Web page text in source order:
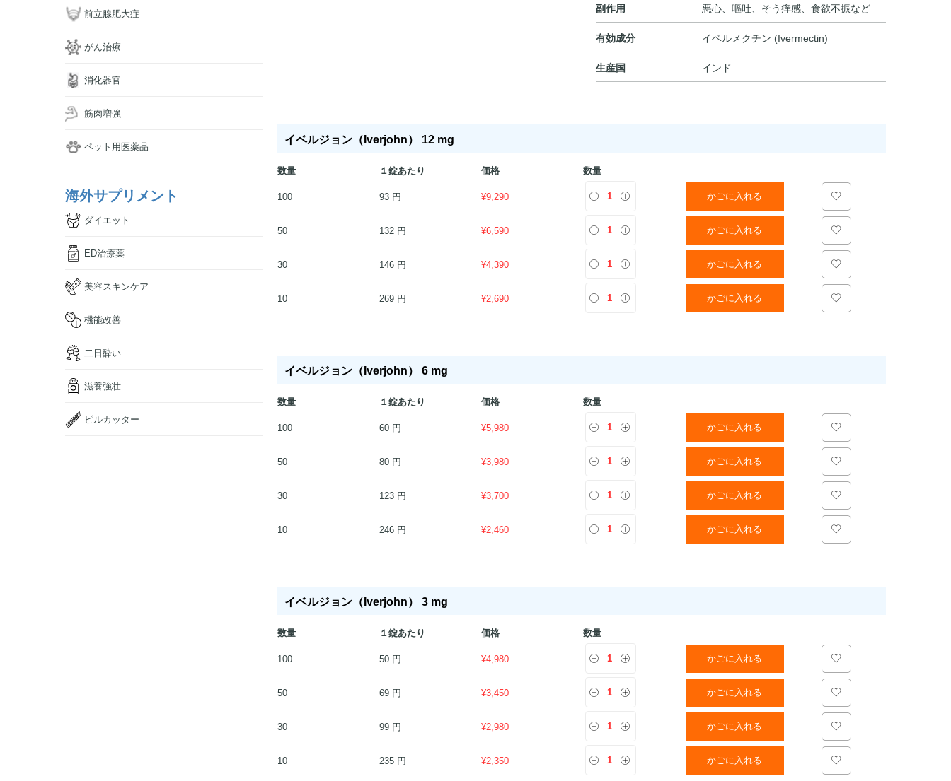
副作用 悪心、嘔吐、そう痒感、食欲不振など
有効成分 イベルメクチン (Ivermectin)
生産国 インド
イベルジョン（Iverjohn） 12 mg
数量 １錠あたり 価格
数量
100
93 円 ¥9,290 かごに入れる
50 132 円 ¥6,590 かごに入れる
30 146 円 ¥4,390 かごに入れる
10 269 円 ¥2,690 かごに入れる
イベルジョン（Iverjohn） 6 mg
数量 １錠あたり 価格
数量
100
60 円 ¥5,980 かごに入れる
50 80 円 ¥3,980 かごに入れる
30 123 円 ¥3,700 かごに入れる
10 246 円 ¥2,460 かごに入れる
イベルジョン（Iverjohn） 3 mg
数量 １錠あたり 価格
数量
100
50 円 ¥4,980 かごに入れる
50 69 円 ¥3,450 かごに入れる
30 99 円 ¥2,980 かごに入れる
10 235 円 ¥2,350 かごに入れる
前立腺肥大症
がん治療
消化器官
筋肉増強
ペット用医薬品
海外サプリメント
ダイエット
ED治療薬
美容スキンケア
機能改善
二日酔い
滋養強壮
ピルカッター